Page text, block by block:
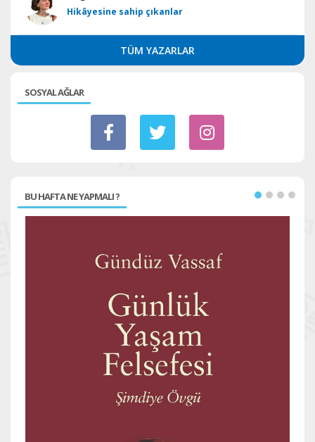
Hikâyesine sahip çıkanlar
TÜM YAZARLAR
SOSYAL AĞLAR
BU HAFTA NE YAPMALI ?